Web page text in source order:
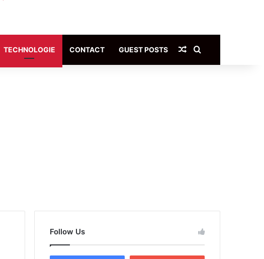
TECHNOLOGIE CONTACT GUEST POSTS Article Aléatoire
Follow Us